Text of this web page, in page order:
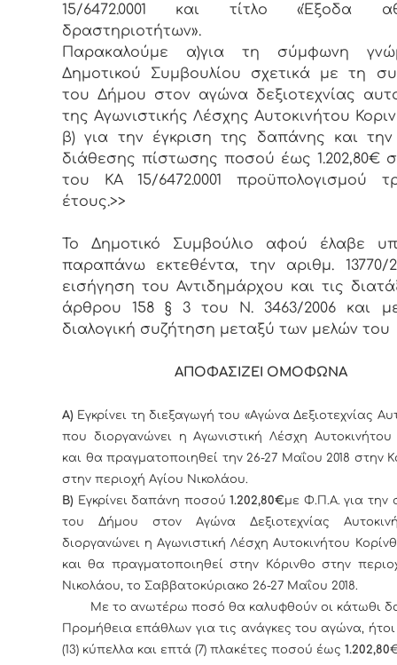
15/6472.0001 και τίτλο «Έξοδα
δραστηριοτήτων».
Παρακαλούμε α)για τη σύμφωνη
Δημοτικού Συμβουλίου σχετικά με τη
του Δήμου στον αγώνα δεξιοτεχνίας
της Αγωνιστικής Λέσχης Αυτοκινήτου
β) για την έγκριση της δαπάνης και
διάθεσης πίστωσης ποσού έως 1.202,80€
του ΚΑ 15/6472.0001 προϋπολογισμού
έτους.>>
Το Δημοτικό Συμβούλιο αφού έλαβε
παραπάνω εκτεθέντα, την αριθμ. 13770/
εισήγηση του Αντιδημάρχου και τις
άρθρου 158 § 3 του Ν. 3463/2006 και
διαλογική συζήτηση μεταξύ των μελών του
ΑΠΟΦΑΣΙΖΕΙ ΟΜΟΦΩΝΑ
Α) Εγκρίνει τη διεξαγωγή του «Αγώνα Δεξιοτεχνίας
που διοργανώνει η Αγωνιστική Λέσχη Αυτοκινήτου
και θα πραγματοποιηθεί την 26-27 Μαΐου 2018 στην
στην περιοχή Αγίου Νικολάου.
Β) Εγκρίνει δαπάνη ποσού1.202,80€με Φ.Π.Α. για την
του Δήμου στον Αγώνα Δεξιοτεχνίας
διοργανώνει η Αγωνιστική Λέσχη Αυτοκινήτου
και θα πραγματοποιηθεί στην Κόρινθο στην
Νικολάου, το Σαββατοκύριακο 26-27 Μαΐου 2018.
Με το ανωτέρω ποσό θα καλυφθούν οι κάτωθι
Προμήθεια επάθλων για τις ανάγκες του αγώνα,
(13) κύπελλα και επτά (7) πλακέτες ποσού έως 1.202,80